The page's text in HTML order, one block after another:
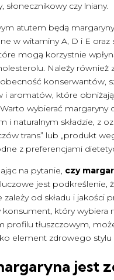
słonecznikowy czy lniany.
atutem będą margaryny
w witaminy A, D i E oraz
mogą korzystnie
Należy również
konserwantów,
i aromatów, które
wybierać margaryny
i naturalnym składzie, z
trans” lub „produkt
z preferencjami
na pytanie, czy
jest podkreślenie,
zależy od składu i jakości
konsument, który wybiera
profilu tłuszczowym,
element zdrowego stylu
jest